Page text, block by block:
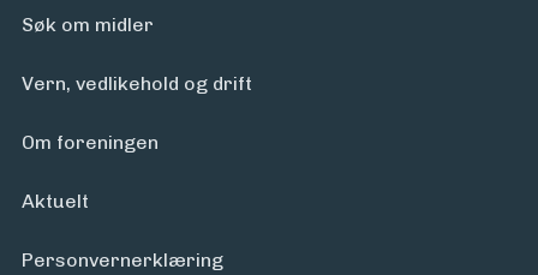
Søk om midler
Vern, vedlikehold og drift
Om foreningen
Aktuelt
Personvern­erklæring